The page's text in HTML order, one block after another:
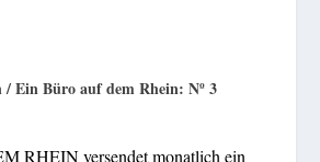
Ein Büro auf dem Rhein: Nº 3
RHEIN versendet monatlich ein